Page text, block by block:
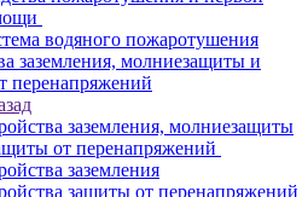
водяного пожаротушения
заземления, молниезащиты и
перенапряжений
заземления, молниезащиты
от перенапряжений
заземления
защиты от перенапряжений